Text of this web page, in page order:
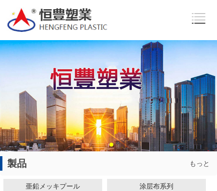
製品 もっと
亜鉛メッキプール 涂层布系列